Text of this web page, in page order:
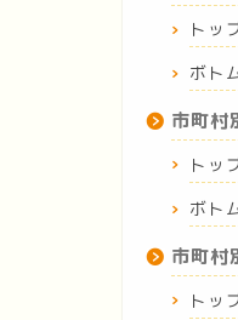
トッ
ボト
市町村
トッ
ボト
市町村
トッ